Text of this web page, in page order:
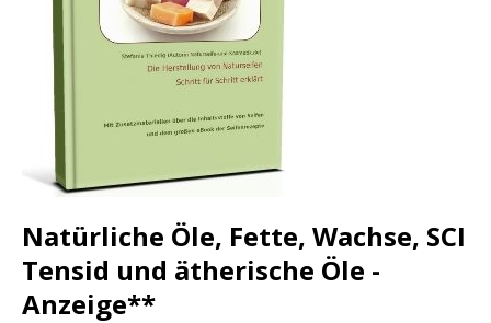
Natürliche Öle, Fette, Wachse, SCI
Tensid und ätherische Öle -
Anzeige**